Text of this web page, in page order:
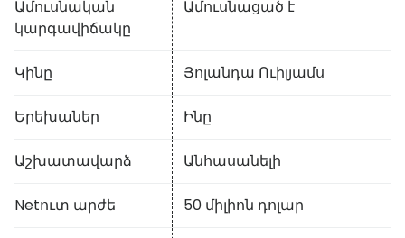
Ամուսնական
կարգավիճակը
Ամուսնացած է
Կինը Յոլանդա Ուիլյամս
Երեխաներ Ինը
Աշխատավարձ Անհասանելի
Netուտ արժե 50 միլիոն դոլար